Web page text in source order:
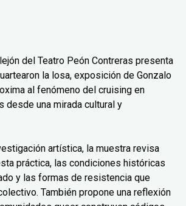
del Teatro Peón Contreras presenta
la losa, exposición de Gonzalo
al fenómeno del cruising en
desde una mirada cultural y
artística, la muestra revisa
práctica, las condiciones históricas
y las formas de resistencia que
También propone una reflexión